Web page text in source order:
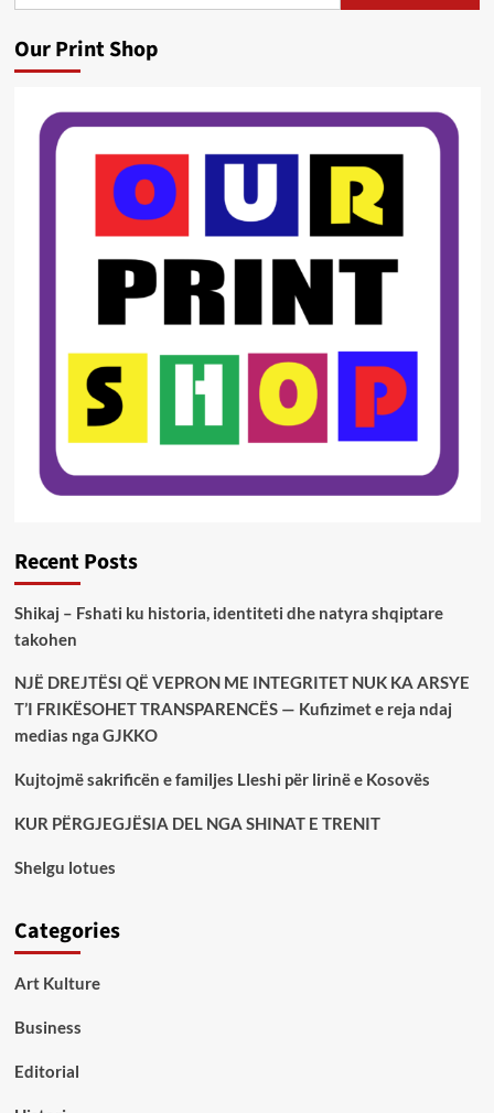
Our Print Shop
Recent Posts
Shikaj – Fshati ku historia, identiteti dhe natyra shqiptare
takohen
NJË DREJTËSI QË VEPRON ME INTEGRITET NUK KA ARSYE
T’I FRIKËSOHET TRANSPARENCËS — Kufizimet e reja ndaj
medias nga GJKKO
Kujtojmë sakrificën e familjes Lleshi për lirinë e Kosovës
KUR PËRGJEGJËSIA DEL NGA SHINAT E TRENIT
Shelgu lotues
Categories
Art Kulture
Business
Editorial